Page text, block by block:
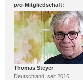
pro-Mitgliedschaft:
Thomas Steyer
Deutschland, seit 2016